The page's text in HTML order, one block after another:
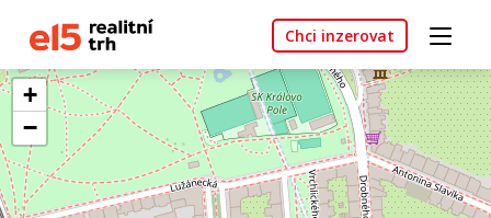
Chci inzerovat
+
−